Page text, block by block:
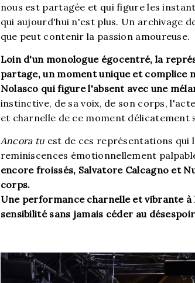
nous est partagée et qui figure les
qui aujourd'hui n'est plus. Un archivage
que peut contenir la passion amoureuse.
Loin d'un monologue égocentré, la
partage, un moment unique et complice
Nolasco qui figure l'absent avec une
instinctive, de sa voix, de son corps,
et charnelle de ce moment délicatement
Ancora tu est de ces représentations
reminiscences émotionnellement
encore froissés, Salvatore Calcagno et
corps.
Une performance charnelle et vibrante
sensibilité sans jamais céder au